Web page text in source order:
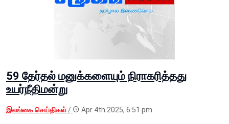
59 தேர்தல் மனுக்களையும் நிராகரித்தது
உயர்நீதிமன்று
இலங்கை செய்திகள்/ Apr 4th 2025, 6:51 pm